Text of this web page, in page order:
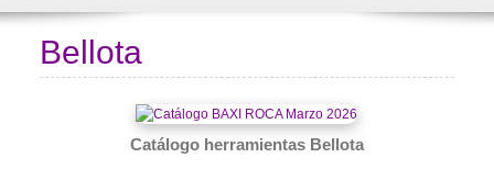
Bellota
Catálogo herramientas Bellota